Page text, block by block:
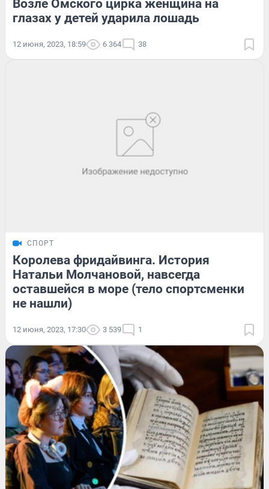
Возле Омского цирка женщина на
глазах у детей ударила лошадь
12 июня, 2023, 18:59 6 364 38
СПОРТ
Королева фридайвинга. История
Натальи Молчановой, навсегда
оставшейся в море (тело спортсменки
не нашли)
12 июня, 2023, 17:30 3 539 1